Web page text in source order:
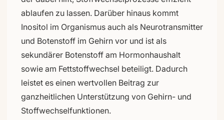
ablaufen zu lassen. Darüber hinaus kommt
Inositol im Organismus auch als Neurotransmitter
und Botenstoff im Gehirn vor und ist als
sekundärer Botenstoff am Hormonhaushalt
sowie am Fettstoffwechsel beteiligt. Dadurch
leistet es einen wertvollen Beitrag zur
ganzheitlichen Unterstützung von Gehirn- und
Stoffwechselfunktionen.